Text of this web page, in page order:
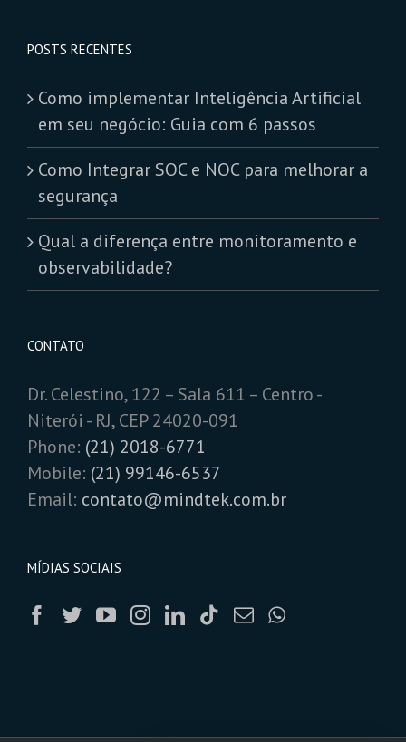
POSTS RECENTES
Como implementar Inteligência Artificial
em seu negócio: Guia com 6 passos
Como Integrar SOC e NOC para melhorar a
segurança
Qual a diferença entre monitoramento e
observabilidade?
CONTATO
Dr. Celestino, 122 – Sala 611 – Centro -
Niterói - RJ, CEP 24020-091
Phone: (21) 2018-6771
Mobile: (21) 99146-6537
Email: contato@mindtek.com.br
MÍDIAS SOCIAIS